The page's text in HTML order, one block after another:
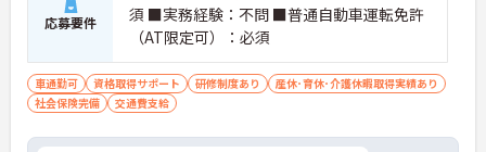
応募要件
須 ■実務経験：不問 ■普通自動車運転免許
（AT限定可）：必須
車通勤可 資格取得サポート 研修制度あり
産休･育休･介護休暇取得実績あり
社会保険完備
交通費支給